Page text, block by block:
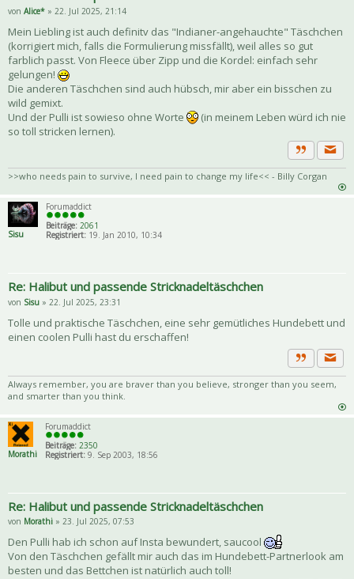
von Alice* » 22. Jul 2025, 21:14
Mein Liebling ist auch definitv das "Indianer-angehauchte" Täschchen
(korrigiert mich, falls die Formulierung missfällt), weil alles so gut
farblich passt. Von Fleece über Zipp und die Kordel: einfach sehr
gelungen!
Die anderen Täschchen sind auch hübsch, mir aber ein bisschen zu
wild gemixt.
Und der Pulli ist sowieso ohne Worte
(in meinem Leben würd ich nie
so toll stricken lernen).
Zitat
>>who needs pain to survive, I need pain to change my life<< - Billy Corgan
Sisu
Forumaddict
Beiträge: 2061
Registriert:19. Jan 2010, 10:34
Re: Halibut und passende Stricknadeltäschchen
von Sisu » 22. Jul 2025, 23:31
Tolle und praktische Täschchen, eine sehr gemütliches Hundebett und
einen coolen Pulli hast du erschaffen!
Zitat
Always remember, you are braver than you believe, stronger than you seem,
and smarter than you think.
Morathi
Forumaddict
Beiträge: 2350
Registriert: 9. Sep 2003, 18:56
Re: Halibut und passende Stricknadeltäschchen
von Morathi » 23. Jul 2025, 07:53
Den Pulli hab ich schon auf Insta bewundert, saucool
Von den Täschchen gefällt mir auch das im Hundebett-Partnerlook am
besten und das Bettchen ist natürlich auch toll!